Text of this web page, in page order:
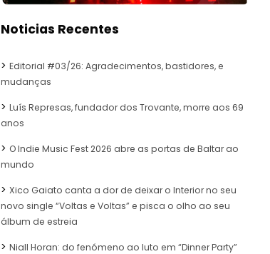
Noticias Recentes
Editorial #03/26: Agradecimentos, bastidores, e
mudanças
Luís Represas, fundador dos Trovante, morre aos 69
anos
O Indie Music Fest 2026 abre as portas de Baltar ao
mundo
Xico Gaiato canta a dor de deixar o Interior no seu
novo single “Voltas e Voltas” e pisca o olho ao seu
álbum de estreia
Niall Horan: do fenómeno ao luto em “Dinner Party”